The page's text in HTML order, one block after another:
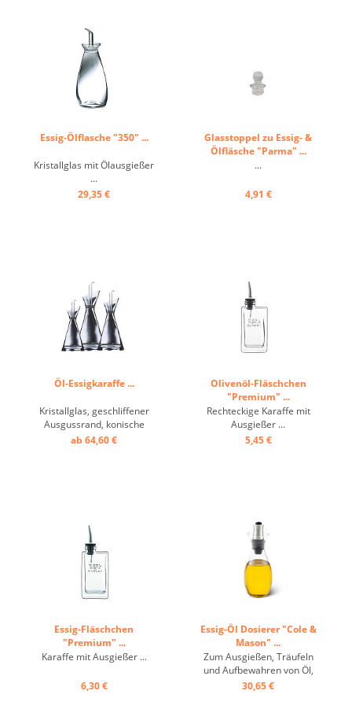
Essig-Ölflasche "350" ...
Kristallglas mit Ölausgießer
...
29,35 €
Glasstoppel zu Essig- &
Ölfläsche "Parma" ...
...
4,91 €
Öl-Essigkaraffe ...
Kristallglas, geschliffener
Ausgussrand, konische
Form, Ölausgießer ...
ab 64,60 €
Olivenöl-Fläschchen
"Premium" ...
Rechteckige Karaffe mit
Ausgießer ...
5,45 €
Essig-Fläschchen
"Premium" ...
Karaffe mit Ausgießer ...
6,30 €
Essig-Öl Dosierer "Cole &
Mason" ...
Zum Ausgießen, Träufeln
und Aufbewahren von Öl,
Essig oder Sojasauce - der
30,65 €